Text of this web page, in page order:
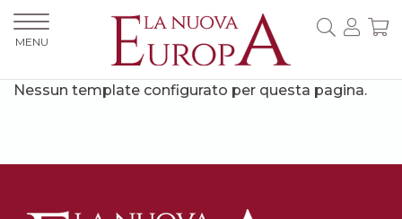
Nessun template configurato per questa pagina.
MENU